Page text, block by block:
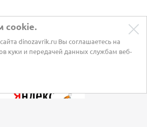
cookie.
dinozavrik.ru Вы соглашаетесь на
куки и передачей данных службам веб-